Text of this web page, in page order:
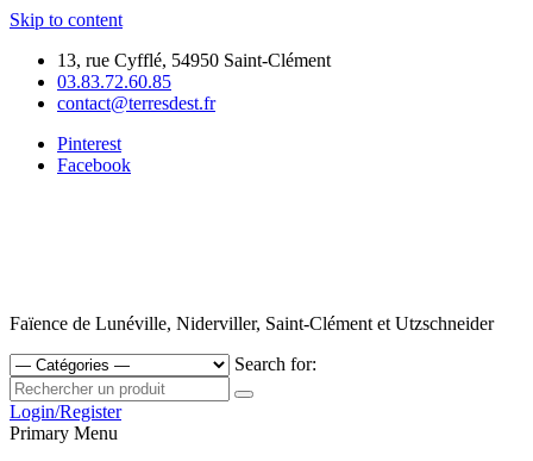
Skip to content
13, rue Cyfflé, 54950 Saint-Clément
03.83.72.60.85
contact@terresdest.fr
Pinterest
Facebook
Faïence de Lunéville, Niderviller, Saint-Clément et Utzschneider
Search for:
Login/Register
Primary Menu